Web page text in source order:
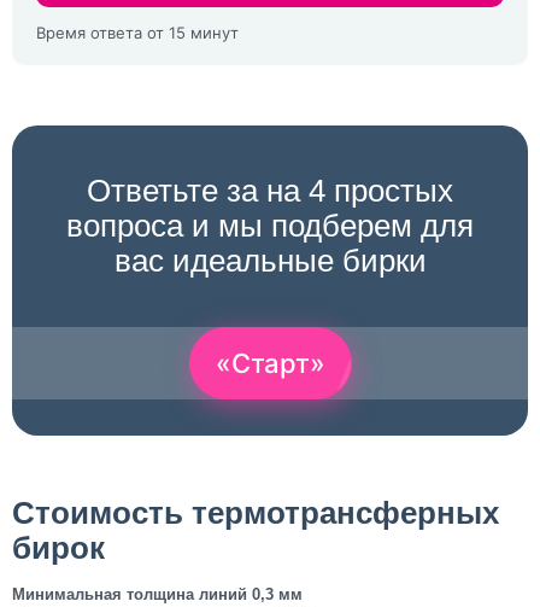
Время ответа от 15 минут
Ответьте за на 4 простых
вопроса и мы подберем для
вас идеальные бирки
«Старт»
Стоимость термотрансферных
бирок
Минимальная толщина линий 0,3 мм